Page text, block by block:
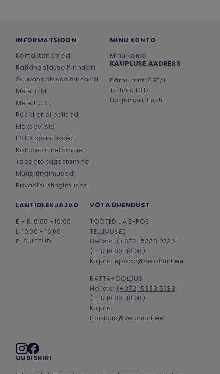
INFORMATSIOON
Kontaktandmed
Rattahoolduse hinnakiri
Suusahoolduse hinnakiri
Meie TIIM
Meie LUGU
Püsikliendi eelised
Makseviisid
ESTO osamaksed
Kohaletoimetamine
Toodete tagastamine
Müügitingimused
Privaatsustingimused
MINU KONTO
Minu konto
KAUPLUSE AADRESS
Pärnu mnt 139E/1
Tallinn, 11317
Harjumaa, Eesti
LAHTIOLEKUAJAD
E - R: 9:00 - 19:00
L: 10:00 - 16:00
P: SULETUD
VÕTA ÜHENDUST
TOOTED JA E-POE
TELLIMUSED
Helista: (+372) 5333 2536
(E-R 10:00-18:00)
Kirjuta: epood@velohunt.ee
RATTAHOOLDUS
Helista: (+372) 5333 5338
(E-R 10:00-18:00)
Kirjuta:
hooldus@velohunt.ee
Sotsiaalmeedia
UUDISKIRI